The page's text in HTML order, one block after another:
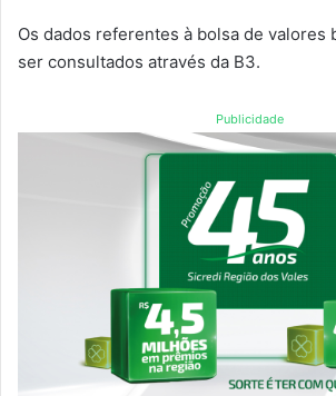
Os dados referentes à bolsa de valores
ser consultados através da B3.
Publicidade